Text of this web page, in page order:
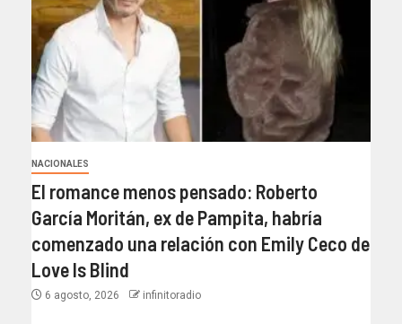
NACIONALES
El romance menos pensado: Roberto
García Moritán, ex de Pampita, habría
comenzado una relación con Emily Ceco de
Love Is Blind
6 agosto, 2026 infinitoradio